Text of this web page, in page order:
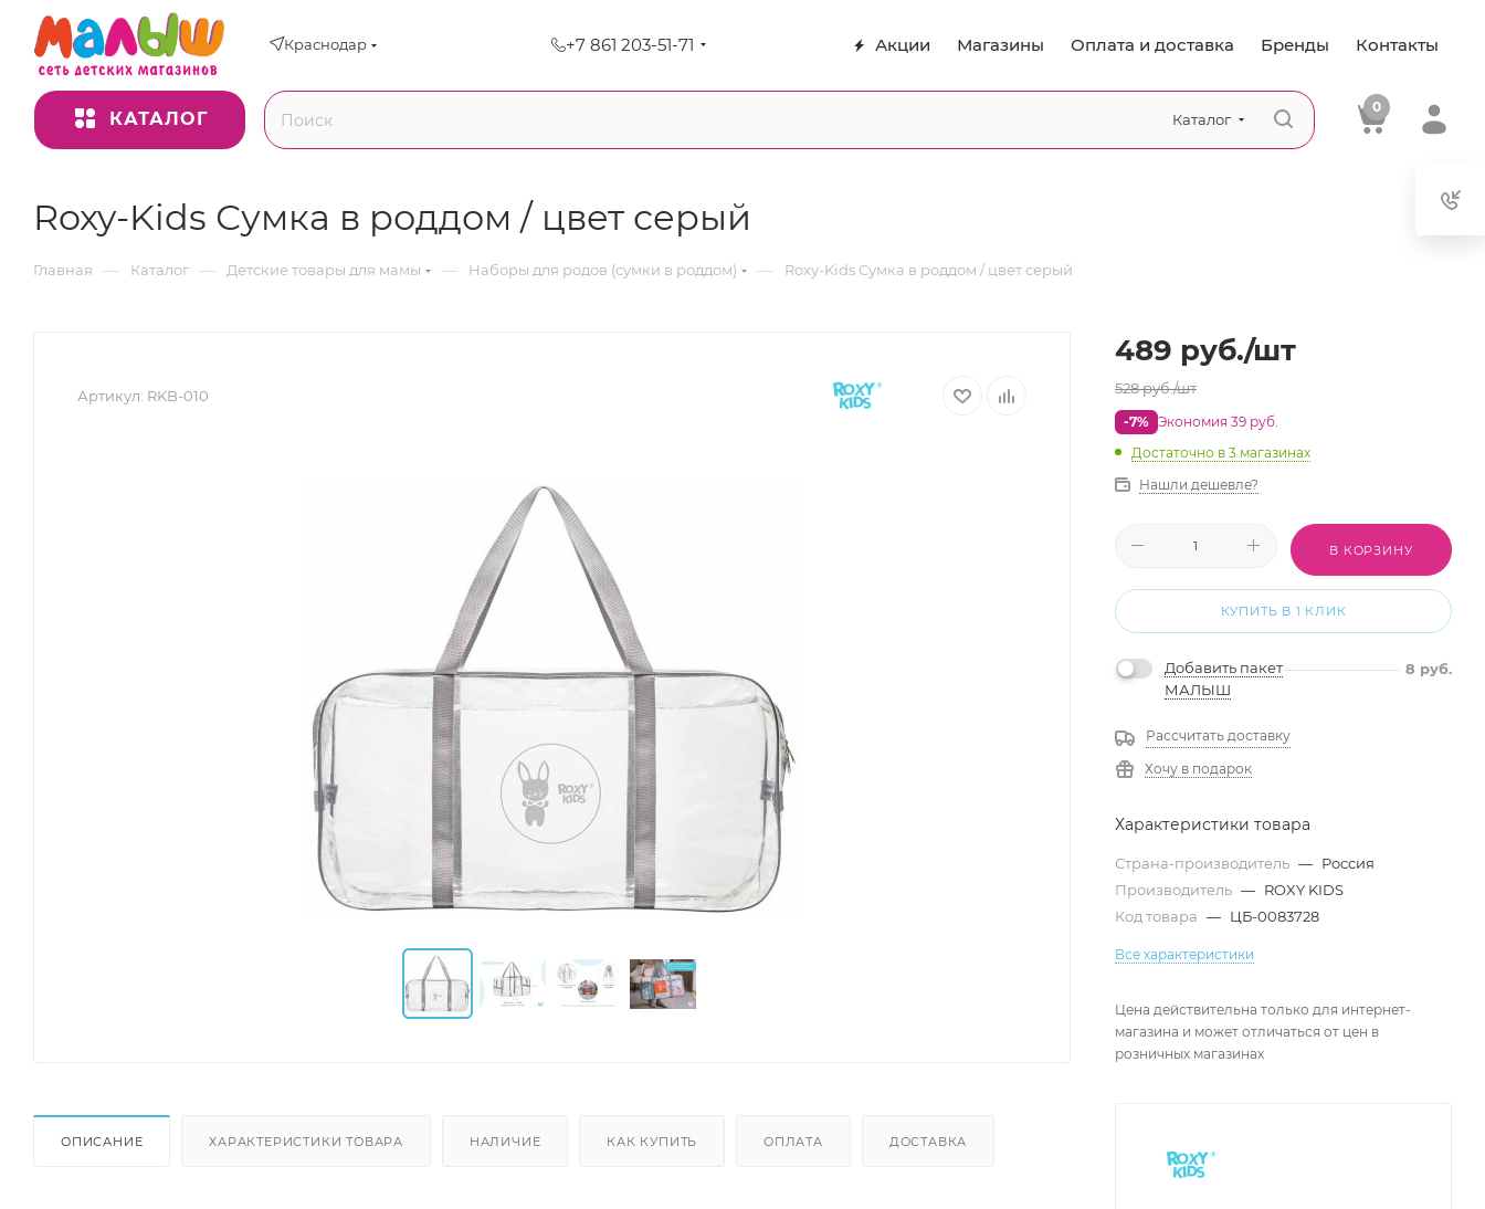
Краснодар +7 861 203-51-71 Акции Магазины Оплата и доставка Бренды Контакты
КАТАЛОГ Каталог
0
Roxy-Kids Сумка в роддом / цвет серый
Главная — Каталог — Детские товары для мамы — Наборы для родов (сумки в роддом) — Roxy-Kids Сумка в роддом / цвет серый
Артикул: RKB-010
ОПИСАНИЕ ХАРАКТЕРИСТИКИ ТОВАРА НАЛИЧИЕ КАК КУПИТЬ ОПЛАТА ДОСТАВКА
489 руб./шт
528руб./шт
-7% Экономия 39 руб.
Достаточно в 3 магазинах
Нашли дешевле?
В КОРЗИНУ
КУПИТЬ В 1 КЛИК
Добавить пакет
МАЛЫШ
8 руб.
Рассчитать доставку
Хочу в подарок
Характеристики товара
Страна-производитель — Россия
Производитель — ROXY KIDS
Код товара — ЦБ-0083728
Все характеристики
Цена действительна только для интернет-
магазина и может отличаться от цен в
розничных магазинах